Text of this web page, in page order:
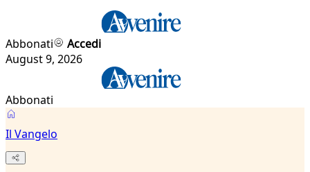
Abbonati
Accedi
August 9, 2026
Abbonati
Il Vangelo